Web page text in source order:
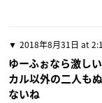
2018年8月31日 at
ゆーふぉなら激し
カル以外の二人も
ないね